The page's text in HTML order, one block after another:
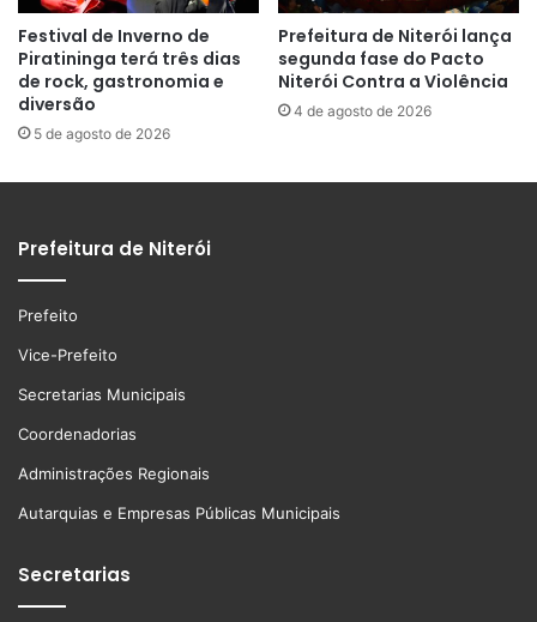
Festival de Inverno de
Piratininga terá três dias
de rock, gastronomia e
diversão
5 de agosto de 2026
Prefeitura de Niterói lança
segunda fase do Pacto
Niterói Contra a Violência
4 de agosto de 2026
Prefeitura de Niterói
Prefeito
Vice-Prefeito
Secretarias Municipais
Coordenadorias
Administrações Regionais
Autarquias e Empresas Públicas Municipais
Secretarias